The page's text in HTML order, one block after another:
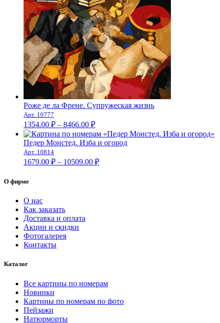
–
8261.00 ₽
Роже де ла Френе. Супружеская жизнь
Арт. 10777
1354.00 ₽ – 8466.00 ₽Диапазон
цен:
1354.00 ₽
8466.00 ₽
Педер Монстед. Изба и огород
Арт. 10814
1679.00 ₽ – 10509.00 ₽Диапазон
О фирме
О нас
Как заказать
Доставка и оплата
Акции и скидки
Фотогалерея
Контакты
Каталог
Все картины по номерам
Новинки
Картины по номерам по фото
Пейзажи
Натюрморты